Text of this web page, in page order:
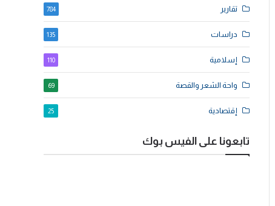
تقارير 784
دراسات 135
إسلامية 110
واحة الشعر والقصة 69
إقتصادية 25
تابعونا على الفيس بوك